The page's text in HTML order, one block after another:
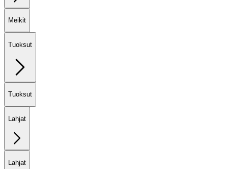
Meikit
Tuoksut
Tuoksut
Lahjat
Lahjat